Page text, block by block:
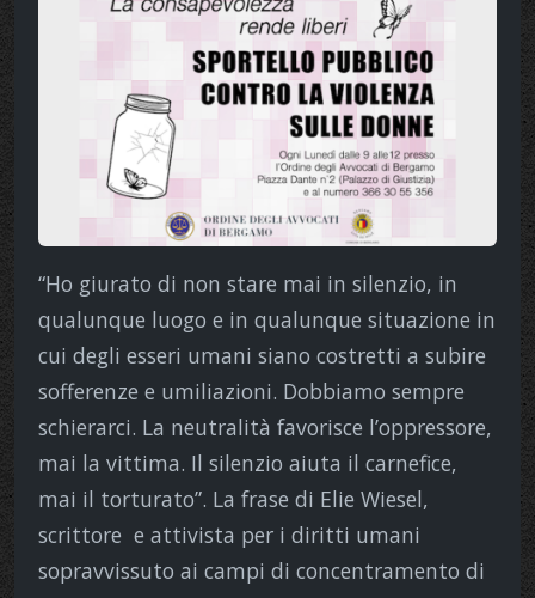
“Ho giurato di non stare mai in silenzio, in
qualunque luogo e in qualunque situazione in
cui degli esseri umani siano costretti a subire
sofferenze e umiliazioni. Dobbiamo sempre
schierarci. La neutralità favorisce l’oppressore,
mai la vittima. Il silenzio aiuta il carnefice,
mai il torturato”. La frase di Elie Wiesel,
scrittore e attivista per i diritti umani
sopravvissuto ai campi di concentramento di